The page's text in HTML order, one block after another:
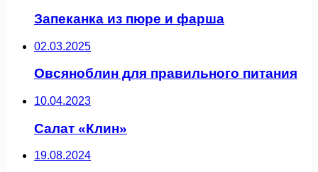
Запеканка из пюре и фарша
02.03.2025
Овсяноблин для правильного питания
10.04.2023
Салат «Клин»
19.08.2024